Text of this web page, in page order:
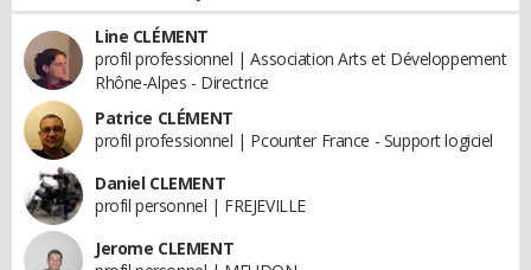
Line CLÉMENT
profil professionnel | Association Arts et Développement
Rhône-Alpes - Directrice
Patrice CLÉMENT
profil professionnel | Pcounter France - Support logiciel
Daniel CLEMENT
profil personnel | FREJEVILLE
Jerome CLEMENT